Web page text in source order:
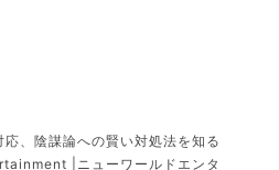
、陰謀論への賢い対処法を知る
|ニューワールドエンタ